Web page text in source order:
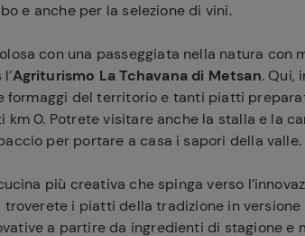
e anche per la selezione di vini.
con una passeggiata nella natura con
Agriturismo La Tchavana di Metsan. Qui,
formaggi del territorio e tanti piatti
0. Potrete visitare anche la stalla e la
per portare a casa i sapori della valle.
più creativa che spinga verso
troverete i piatti della tradizione in
a partire da ingredienti di stagione e